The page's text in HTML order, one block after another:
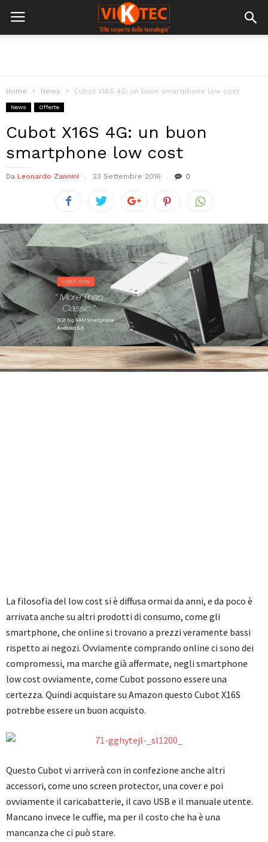
Home News Cubot X16S 4G: un buon smartphone low cost
News Offerte
Cubot X16S 4G: un buon
smartphone low cost
Da Leonardo Zannini 23 Settembre 2016 0
La filosofia del low cost si è diffusa ormai da anni, e da poco è
arrivata anche su altri prodotti di consumo, come gli
smartphone, che online si trovano a prezzi veramente bassi
rispetto ai negozi. Ovviamente comprando online ci sono dei
compromessi, ma marche già affermate, negli smartphone
low cost ovviamente, come Cubot possono essere una
certezza. Quindi acquistare su Amazon questo Cubot X16S
potrebbe essere un buon acquisto.
Questo Cubot vi arriverà con in confezione anche altri
accessori, come uno screen protector, una cover e poi
ovviamente il caricabatterie, il cavo USB e il manuale utente.
Mancano invece le cuffie, ma per il costo che ha è una
mancanza che ci può stare.